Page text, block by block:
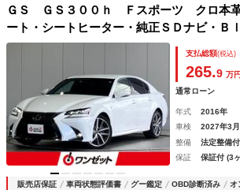
ＧＳ ＧＳ３００ｈ Ｆスポーツ クロ本革
ート・シートヒーター・純正ＳＤナビ・Ｂ
ーディオ・フルセグ・・Ｂカメラ・プリク
ー・レーダークルーズコントロール・レー
コ・ＵＳＢ
支払総額(税込)
265.9 万円
通常ローン
年式 2016年
車検
2027年3月
整備
法定整備付
保証
保証付 (3
販売店保証 車両状態評価書 グー鑑定 OBD診断済み
オ